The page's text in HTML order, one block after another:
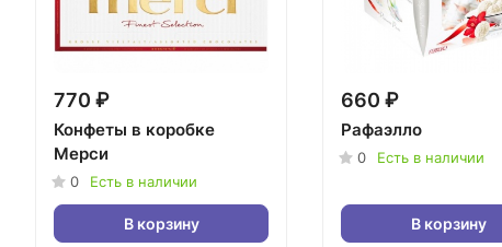
770 ₽
Конфеты в коробке
Мерси
0 Есть в наличии
В корзину
660 ₽
Рафаэлло
0 Есть в наличии
В корзину